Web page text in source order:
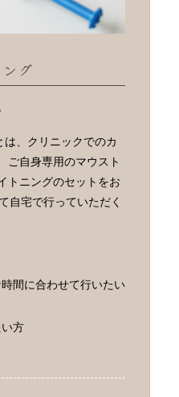
グ
は、クリニックでのカ
ご自身専用のマウスト
トニングのセットをお
自宅で行っていただく
間に合わせて行いたい
方